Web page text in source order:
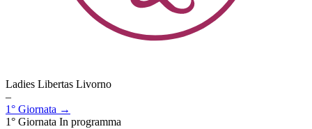
Ladies Libertas Livorno
–
1° Giornata →
1° Giornata In programma